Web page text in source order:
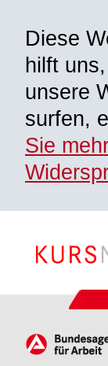
Diese
hilft
unsere
surfen,
Sie